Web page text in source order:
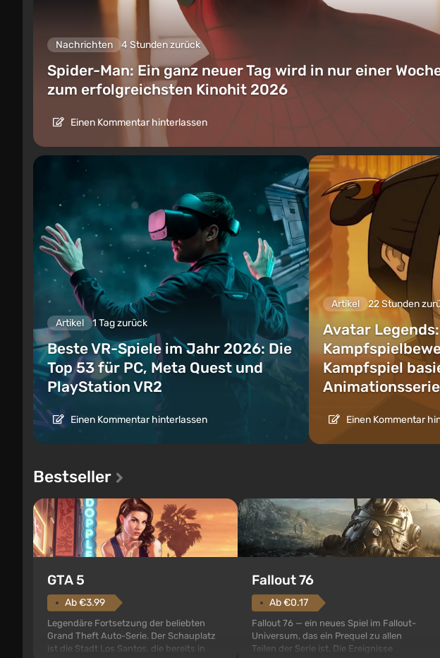
Nachrichten 4 Stunden zurück
Spider-Man: Ein ganz neuer Tag wird in nur einer
zum erfolgreichsten Kinohit 2026
Einen Kommentar hinterlassen
Artikel 1 Tag zurück
Beste VR-Spiele im Jahr 2026: Die
Top 53 für PC, Meta Quest und
PlayStation VR2
Einen Kommentar hinterlassen
Artikel 22 Stunden
Avatar
Kampfspiel
Animationsserie
Einen Kommentar
Bestseller
GTA 5
Ab €3.99
Legendäre Fortsetzung der beliebten
Grand Theft Auto-Serie. Der Schauplatz
ist die Stadt Los Santos, die bereits in
Fallout 76
Ab €0.17
Fallout 76 — ein neues Spiel im Fallout-
Universum, das ein Prequel zu allen
Teilen der Serie ist. Die Ereignisse